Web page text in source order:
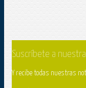
Suscríbete a
Y recibe todas nuestras